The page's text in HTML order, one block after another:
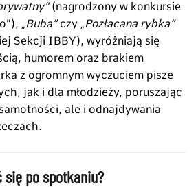
(nagrodzony w konkursie
„Buba”czy „Pozłacana rybka”
Sekcji IBBY), wyróżniają się
humorem oraz brakiem
z ogromnym wyczuciem pisze
jak i dla młodzieży, poruszając
ale i odnajdywania
się po spotkaniu?